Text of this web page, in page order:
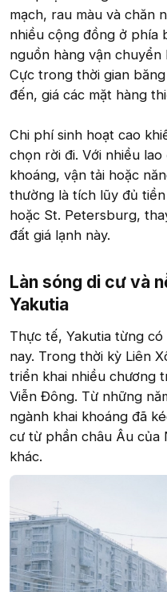
mạch, rau màu và chăn
nhiều cộng đồng ở phía
nguồn hàng vận
Cực trong thời gian
đến, giá các mặt hàng
Chi phí sinh hoạt cao
chọn rời đi. Với nhiều
khoáng, vận tải hoặc
thường là tích lũy đủ
hoặc St. Petersburg,
đất giá lạnh này.
Làn sóng di cư và
Yakutia
Thực tế, Yakutia từng
nay. Trong thời kỳ Liên
triển khai nhiều chương
Viễn Đông. Từ những
ngành khai khoáng đã
cư từ phần châu Âu của
khác.